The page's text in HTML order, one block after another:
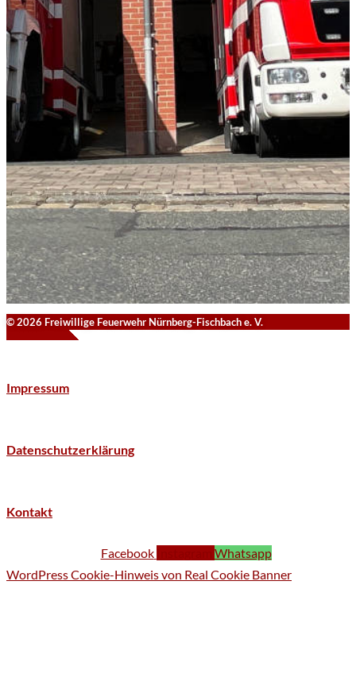
© 2026 Freiwillige Feuerwehr Nürnberg-Fischbach e. V.
Impressum
Datenschutzerklärung
Kontakt
Facebook
Whatsapp
WordPress Cookie-Hinweis von Real Cookie Banner